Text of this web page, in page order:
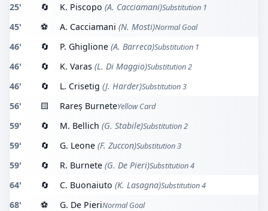
25' 🔄 K. Piscopo (A. Cacciamani)Substitution 1
45' ⚽ A. Cacciamani (N. Mosti)Normal Goal
46' 🔄 P. Ghiglione (A. Barreca)Substitution 1
46' 🔄 K. Varas (L. Di Maggio)Substitution 2
46' 🔄 L. Crisetig (J. Harder)Substitution 3
56' 🟨 Rareș BurneteYellow Card
59' 🔄 M. Bellich (G. Stabile)Substitution 2
59' 🔄 G. Leone (F. Zuccon)Substitution 3
59' 🔄 R. Burnete (G. De Pieri)Substitution 4
64' 🔄 C. Buonaiuto (K. Lasagna)Substitution 4
68' ⚽ G. De PieriNormal Goal